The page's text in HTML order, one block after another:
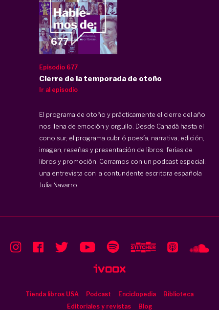
Episodio 677
Cierre de la temporada de otoño
Ir al episodio
El programa de otoño y prácticamente el cierre del año
nos llena de emoción y orgullo. Desde Canadá hasta el
cono sur, el programa cubrió poesía, narrativa, edición,
imagen, reseñas y presentación de libros, ferias de
libros y promoción. Cerramos con un podcast especial:
una entrevista con la contundente escritora española
Julia Navarro.
Tienda libros USA Podcast Enciclopedia
Biblioteca
Editoriales y revistas
Blog